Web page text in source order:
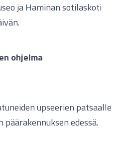
ja Haminan sotilaskoti
ohjelma
upseerien patsaalle
päärakennuksen edessä.